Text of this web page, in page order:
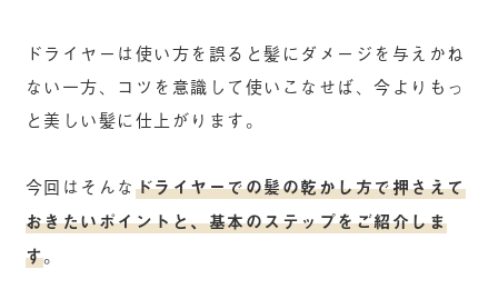
ドライヤーは使い方を誤ると髪にダメージを与えかね
ない一方、コツを意識して使いこなせば、今よりもっ
と美しい髪に仕上がります。
今回はそんなドライヤーでの髪の乾かし方で押さえて
おきたいポイントと、基本のステップをご紹介しま
す。